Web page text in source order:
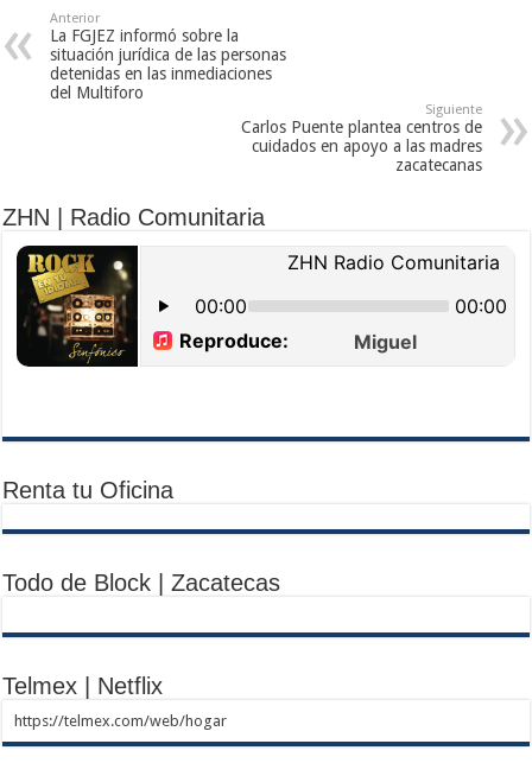
Anterior
La FGJEZ informó sobre la
situación jurídica de las personas
detenidas en las inmediaciones
del Multiforo
Siguiente
Carlos Puente plantea centros de
cuidados en apoyo a las madres
zacatecanas
ZHN | Radio Comunitaria
Renta tu Oficina
Todo de Block | Zacatecas
Telmex | Netflix
https://telmex.com/web/hogar